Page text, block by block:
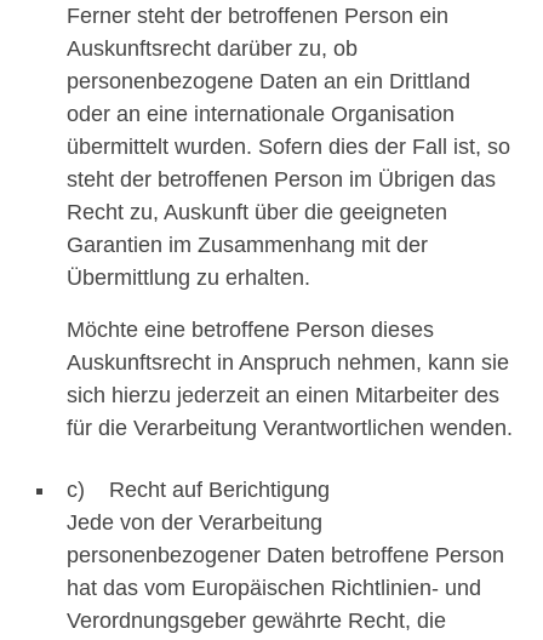
Ferner steht der betroffenen Person ein
Auskunftsrecht darüber zu, ob
personenbezogene Daten an ein Drittland
oder an eine internationale Organisation
übermittelt wurden. Sofern dies der Fall ist, so
steht der betroffenen Person im Übrigen das
Recht zu, Auskunft über die geeigneten
Garantien im Zusammenhang mit der
Übermittlung zu erhalten.
Möchte eine betroffene Person dieses
Auskunftsrecht in Anspruch nehmen, kann sie
sich hierzu jederzeit an einen Mitarbeiter des
für die Verarbeitung Verantwortlichen wenden.
c) Recht auf Berichtigung
Jede von der Verarbeitung
personenbezogener Daten betroffene Person
hat das vom Europäischen Richtlinien- und
Verordnungsgeber gewährte Recht, die